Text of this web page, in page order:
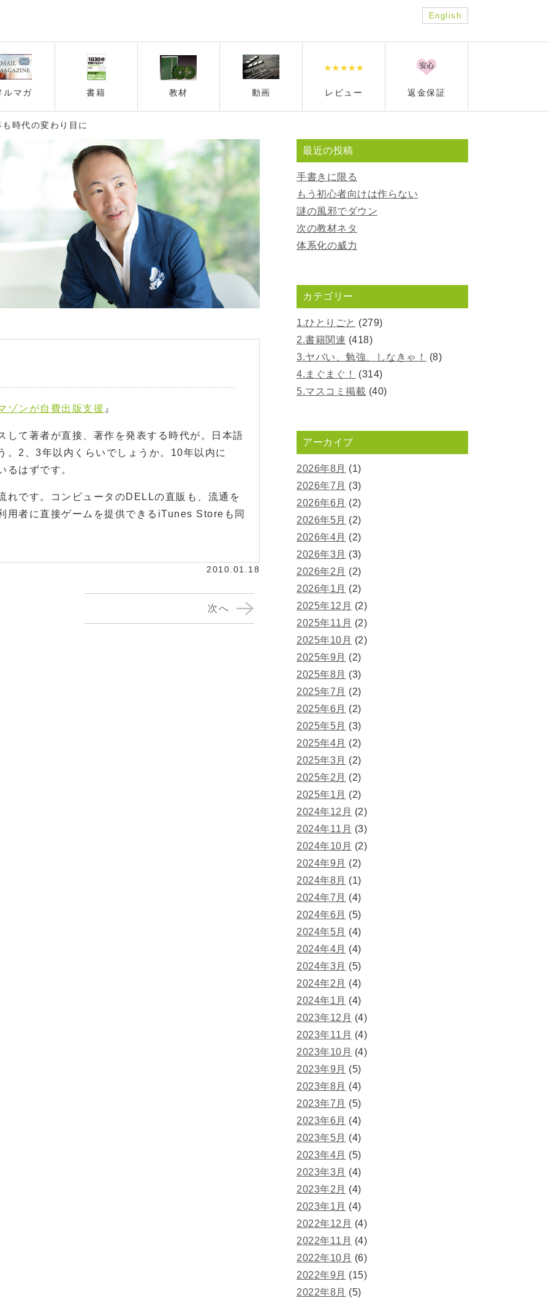
English
ルマガ 書籍 教材 動画 レビュー 返金保証
時代の変わり目に
ゾンが自費出版支援 』
して著者が直接、著作を発表する時代が。日本語
。2、3年以内くらいでしょうか。10年以内に
るはずです。
れです。コンピュータのDELLの直販も、流通を
用者に直接ゲームを提供できるiTunes Storeも同
2010.01.18
次へ
最近の投稿
手書きに限る
もう初心者向けは作らない
謎の風邪でダウン
次の教材ネタ
体系化の威力
カテゴリー
1.ひとりごと (279)
2.書籍関連 (418)
3.ヤバい、勉強、しなきゃ！
(8)
4.まぐまぐ！
(314)
5.マスコミ掲載 (40)
アーカイブ
2026年8月 (1)
2026年7月 (3)
2026年6月 (2)
2026年5月 (2)
2026年4月 (2)
2026年3月 (3)
2026年2月 (2)
2026年1月 (2)
2025年12月 (2)
2025年11月 (2)
2025年10月 (2)
2025年9月 (2)
2025年8月 (3)
2025年7月 (2)
2025年6月 (2)
2025年5月 (3)
2025年4月 (2)
2025年3月 (2)
2025年2月 (2)
2025年1月 (2)
2024年12月 (2)
2024年11月 (3)
2024年10月 (2)
2024年9月 (2)
2024年8月 (1)
2024年7月 (4)
2024年6月 (5)
2024年5月 (4)
2024年4月 (4)
2024年3月 (5)
2024年2月 (4)
2024年1月 (4)
2023年12月 (4)
2023年11月 (4)
2023年10月 (4)
2023年9月 (5)
2023年8月 (4)
2023年7月 (5)
2023年6月 (4)
2023年5月 (4)
2023年4月 (5)
2023年3月 (4)
2023年2月 (4)
2023年1月 (4)
2022年12月 (4)
2022年11月 (4)
2022年10月 (6)
2022年9月 (15)
2022年8月 (5)